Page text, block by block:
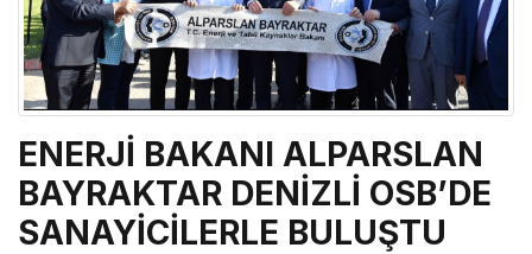
ENERJİ BAKANI ALPARSLAN
BAYRAKTAR DENİZLİ OSB’DE
SANAYİCİLERLE BULUŞTU